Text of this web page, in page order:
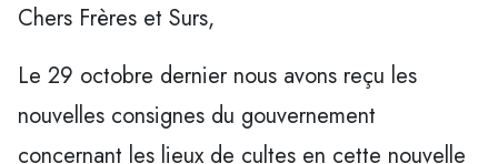
Chers Frères et Surs,
Le 29 octobre dernier nous avons reçu les
nouvelles consignes du gouvernement
concernant les lieux de cultes en cette nouvelle